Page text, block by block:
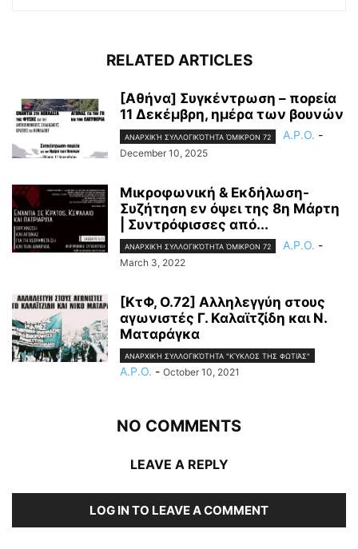
RELATED ARTICLES
[Αθήνα] Συγκέντρωση – πορεία
11 Δεκέμβρη, ημέρα των βουνών
ΑΝΑΡΧΙΚΉ ΣΥΛΛΟΓΙΚΌΤΗΤΑ ΌΜΙΚΡΟΝ 72 A.P.O. -
December 10, 2025
Μικροφωνική & Εκδήλωση-
Συζήτηση εν όψει της 8η Μάρτη
| Συντρόφισσες από...
ΑΝΑΡΧΙΚΉ ΣΥΛΛΟΓΙΚΌΤΗΤΑ ΌΜΙΚΡΟΝ 72 A.P.O. -
March 3, 2022
[ΚτΦ, Ο.72] Αλληλεγγύη στους
αγωνιστές Γ. Καλαϊτζίδη και Ν.
Ματαράγκα
ΑΝΑΡΧΙΚΉ ΣΥΛΛΟΓΙΚΌΤΗΤΑ "ΚΎΚΛΟΣ ΤΗΣ ΦΩΤΙΆΣ"
A.P.O. - October 10, 2021
NO COMMENTS
LEAVE A REPLY
LOG IN TO LEAVE A COMMENT